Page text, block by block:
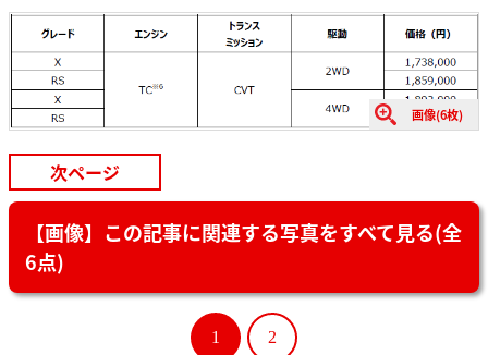
画像(6枚)
次ページ
【画像】この記事に関連する写真をすべて見る(全
6点)
1 2